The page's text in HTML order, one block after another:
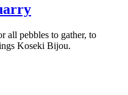
all pebbles to gather, to
Koseki Bijou.